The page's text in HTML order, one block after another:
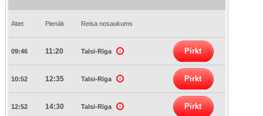
Atiet Pienāk Reisa nosaukums
09:46 11:20 Talsi-Rīga Pirkt
10:52 12:35 Talsi-Rīga Pirkt
12:52 14:30 Talsi-Rīga Pirkt